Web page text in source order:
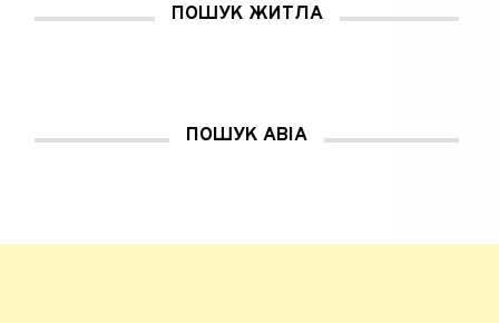
ПОШУК ЖИТЛА
ПОШУК АВІА